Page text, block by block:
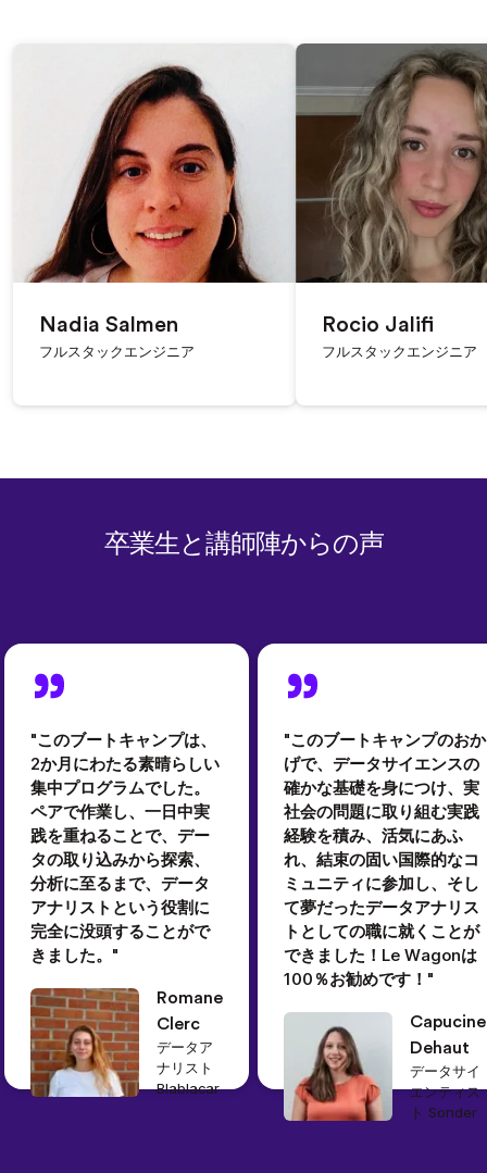
Nadia Salmen
フルスタックエンジニア
Rocio Jalifi
フルスタックエンジニア
卒業生と講師陣からの声
"このブートキャンプは、
2か月にわたる素晴らしい
集中プログラムでした。
ペアで作業し、一日中実
践を重ねることで、デー
タの取り込みから探索、
分析に至るまで、データ
アナリストという役割に
完全に没頭することがで
きました。"
Romane
Clerc
データア
ナリスト
Blablacar
"このブートキャンプのおか
げで、データサイエンスの
確かな基礎を身につけ、実
社会の問題に取り組む実践
経験を積み、活気にあふ
れ、結束の固い国際的なコ
ミュニティに参加し、そし
て夢だったデータアナリス
トとしての職に就くことが
できました！Le Wagonは
100％お勧めです！"
Capucine
Dehaut
データサイ
エンティス
ト Sonder